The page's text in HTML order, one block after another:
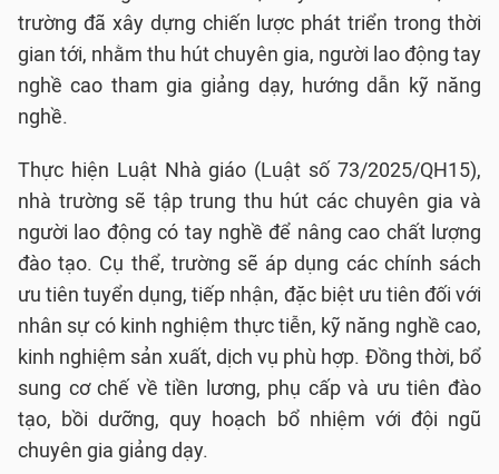
trường đã xây dựng chiến lược phát triển trong thời
gian tới, nhằm thu hút chuyên gia, người lao động tay
nghề cao tham gia giảng dạy, hướng dẫn kỹ năng
nghề.
Thực hiện Luật Nhà giáo (Luật số 73/2025/QH15),
nhà trường sẽ tập trung thu hút các chuyên gia và
người lao động có tay nghề để nâng cao chất lượng
đào tạo. Cụ thể, trường sẽ áp dụng các chính sách
ưu tiên tuyển dụng, tiếp nhận, đặc biệt ưu tiên đối với
nhân sự có kinh nghiệm thực tiễn, kỹ năng nghề cao,
kinh nghiệm sản xuất, dịch vụ phù hợp. Đồng thời, bổ
sung cơ chế về tiền lương, phụ cấp và ưu tiên đào
tạo, bồi dưỡng, quy hoạch bổ nhiệm với đội ngũ
chuyên gia giảng dạy.